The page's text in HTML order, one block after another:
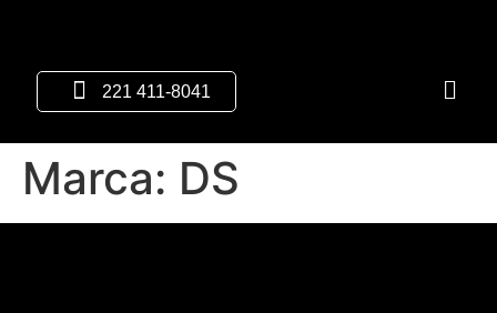
221 411-8041
Marca: DS